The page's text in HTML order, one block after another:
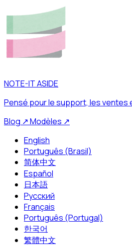
NOTE-IT ASIDE
Pensé pour le support, les ventes
Blog ↗Modèles ↗
English
Português (Brasil)
简体中文
Español
日本語
Русский
Français
Português (Portugal)
한국어
繁體中文